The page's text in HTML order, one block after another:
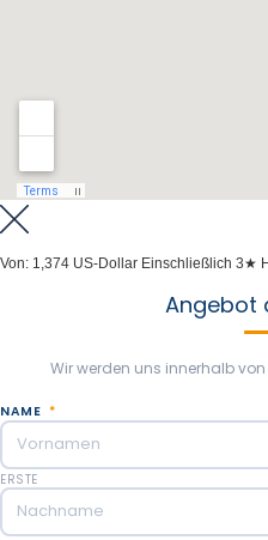
mit Blick auf den See und
Übernachtung in
Inklusive Mahlzeiten:
Von: 1,374 US-Dollar Einschließlich 3★
Angebot
Wir werden uns innerhalb
NAME *
ERSTE